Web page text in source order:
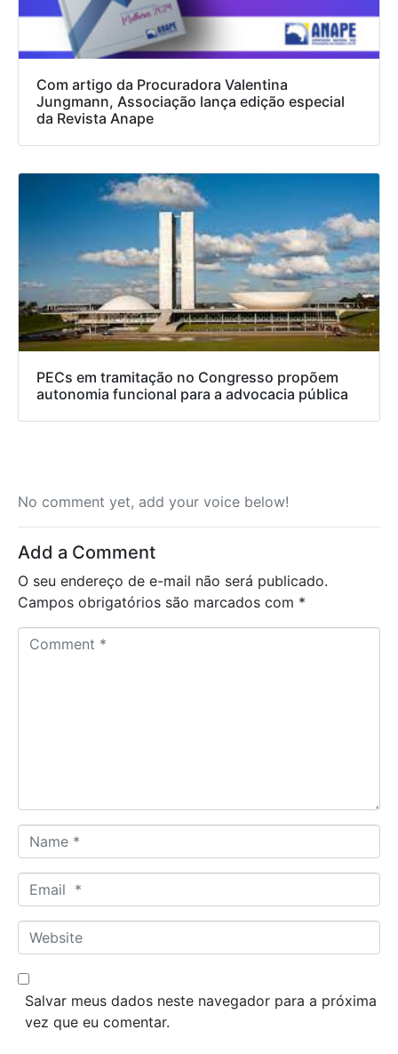
Com artigo da Procuradora Valentina
Jungmann, Associação lança edição especial
da Revista Anape
PECs em tramitação no Congresso propõem
autonomia funcional para a advocacia pública
No comment yet, add your voice below!
Add a Comment
O seu endereço de e-mail não será publicado.
Campos obrigatórios são marcados com *
a
m
*
m
a
*
W
e
b
Salvar meus dados neste navegador para a próxima
vez que eu comentar.